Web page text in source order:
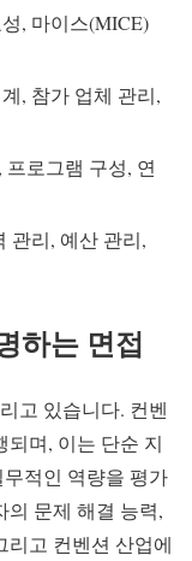
, 마이스(MICE)
, 참가 업체 관리,
로그램 구성, 연
관리, 예산 관리,
하는 면접
고 있습니다. 컨벤
되며, 이는 단순 지
적인 역량을 평가
의 문제 해결 능력,
리고 컨벤션 산업에